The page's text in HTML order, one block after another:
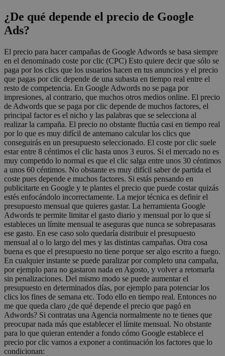
¿De qué depende el precio de Google
Ads?
El precio para hacer campañas de Google Adwords se basa siempre
en el denominado coste por clic (CPC) Esto quiere decir que sólo se
paga por los clics que los usuarios hacen en tus anuncios y el precio
que pagas por clic depende de una subasta en tiempo real entre el
resto de competencia. En Google Adwords no se paga por
impresiones, al contrario, que muchos otros medios online. El precio
de Adwords que se paga por clic depende de muchos factores, el
principal factor es el nicho y las palabras que se selecciona al
realizar la campaña. El precio no obstante fluctúa casi en tiempo real
por lo que es muy difícil de antemano calcular los clics que
conseguirás en un presupuesto seleccionado. El coste por clic suele
estar entre 8 céntimos el clic hasta unos 3 euros. Si el mercado no es
muy competido lo normal es que el clic salga entre unos 30 céntimos
a unos 60 céntimos. No obstante es muy difícil saber de partida el
coste pues depende e muchos factores. Si estás pensando en
publicitarte en Google y te plantes el precio que puede costar quizás
estés enfocándolo incorrectamente. La mejor técnica es definir el
presupuesto mensual que quieres gastar. La herramienta Google
Adwords te permite limitar el gasto diario y mensual por lo que sí
estableces un límite mensual te aseguras que nunca se sobrepasaras
ese gasto. En ese caso solo quedaría distribuir el presupuesto
mensual al o lo largo del mes y las distintas campañas. Otra cosa
buena es que el presupuesto no tiene porque ser algo escrito a fuego.
En cualquier instante se puede paralizar por completo una campaña,
por ejemplo para no gastaron nada en Agosto, y volver a retomarla
sin penalizaciones. Del mismo modo se puede aumentar el
presupuesto en determinados días, por ejemplo para potenciar los
clics los fines de semana etc. Todo ello en tiempo real. Entonces no
me que queda claro ¿de qué depende el precio que pagó en
Adwords? Si contratas una Agencia normalmente no te tienes que
preocupar nada más que establecer el límite mensual. No obstante
para lo que quieran entender a fondo cómo Google establece el
precio por clic vamos a exponer a continuación los factores que lo
condicionan: